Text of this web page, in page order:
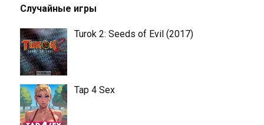
Случайные игры
Turok 2: Seeds of Evil (2017)
Tap 4 Sex